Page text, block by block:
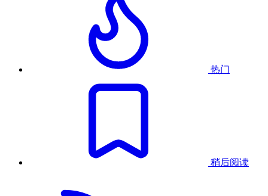
热门
稍后阅读